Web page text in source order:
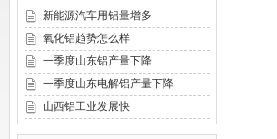
新能源汽车用铝量增多
氧化铝趋势怎么样
一季度山东铝产量下降
一季度山东电解铝产量下降
山西铝工业发展快